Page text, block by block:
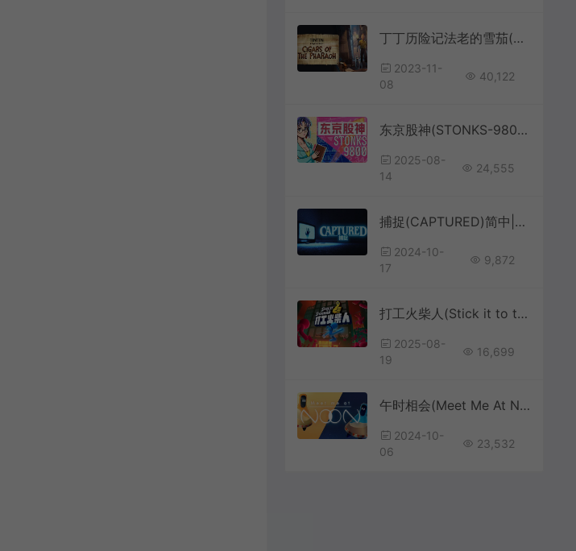
丁丁历险记法老的雪茄(Tintin Reporter Cigars of the Pharaoh)第三人称动作游戏|下载
2023-11-
08
40,122
东京股神(STONKS-9800)文字商业经营模拟游戏
2025-08-
14
24,555
捕捉(CAPTURED)简中|PC|AVG|第一人称灵异恐怖游戏
2024-10-
17
9,872
打工火柴人(Stick it to the Stickman)闯关物理格斗游戏|下载
2025-08-
19
16,699
午时相会(Meet Me At NooN)简中|PC|PUZ|时间循环机制休闲益智游戏
2024-10-
06
23,532